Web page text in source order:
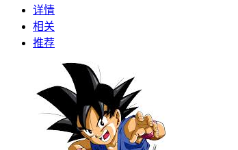
详情
相关
推荐